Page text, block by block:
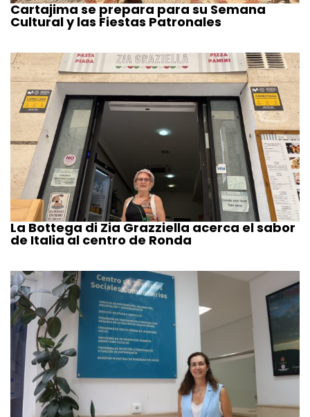
Cartajima se prepara para su Semana
Cultural y las Fiestas Patronales
La Bottega di Zia Grazziella acerca el sabor
de Italia al centro de Ronda